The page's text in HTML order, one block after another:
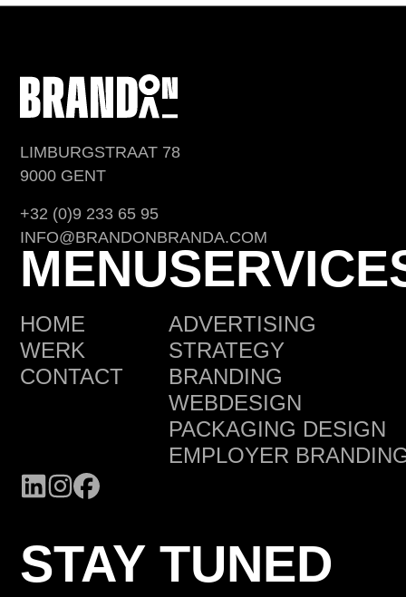
LIMBURGSTRAAT 78
9000 GENT
+32 (0)9 233 65 95
INFO@BRANDONBRANDA.COM
MENU
HOME
WERK
CONTACT
ADVERTISING
STRATEGY
BRANDING
WEBDESIGN
PACKAGING DESIGN
EMPLOYER
STAY TUNED